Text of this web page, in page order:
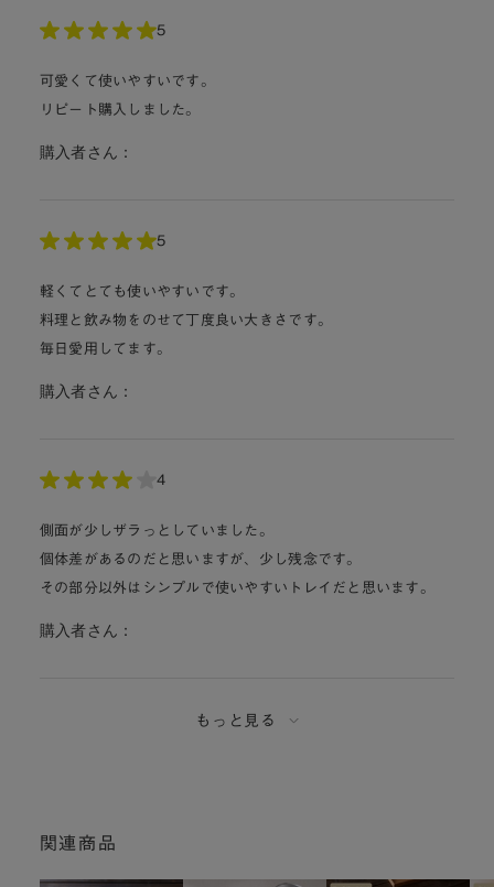
5
可愛くて使いやすいです。
リピート購入しました。
購入者さん：
5
軽くてとても使いやすいです。
料理と飲み物をのせて丁度良い大きさです。
毎日愛用してます。
購入者さん：
4
側面が少しザラっとしていました。
個体差があるのだと思いますが、少し残念です。
その部分以外はシンプルで使いやすいトレイだと思います。
購入者さん：
もっと見る
関連商品